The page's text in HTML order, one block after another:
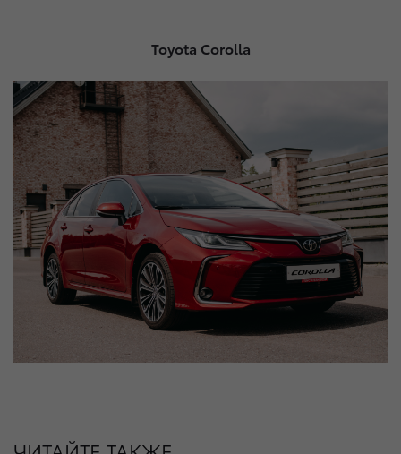
Toyota Corolla